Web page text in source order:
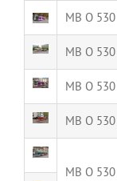
MB O
MB O 530
MB O
MB O
MB O 530